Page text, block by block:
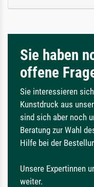
Sie haben
offene
Sie interessieren
Kunstdruck aus
sind sich aber noch
Beratung zur Wahl
Hilfe bei der
Unsere Expertinnen
weiter.